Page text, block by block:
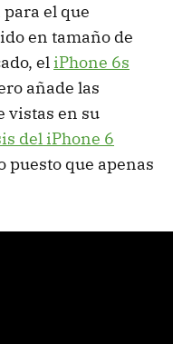
el que
en tamaño de
el iPhone 6s
añade las
vistas en su
del iPhone 6
puesto que apenas